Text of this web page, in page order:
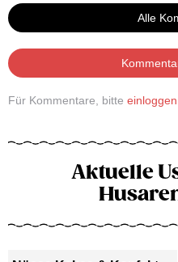
Alle
Für Kommentare, bitte einloggen
Aktuelle